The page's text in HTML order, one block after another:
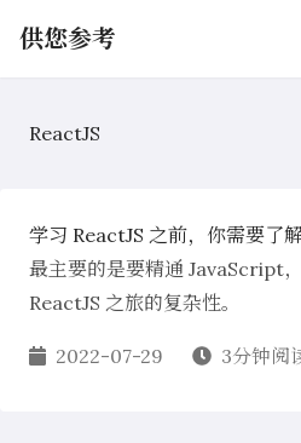
供您参考
ReactJS
学习 ReactJS 之前，你需要了
最主要的是要精通 JavaScript
ReactJS 之旅的复杂性。
2022-07-29 3分钟阅